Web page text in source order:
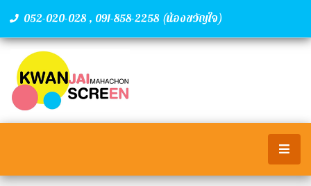
052-020-028 , 091-858-2258 (น้องขวัญใจ)